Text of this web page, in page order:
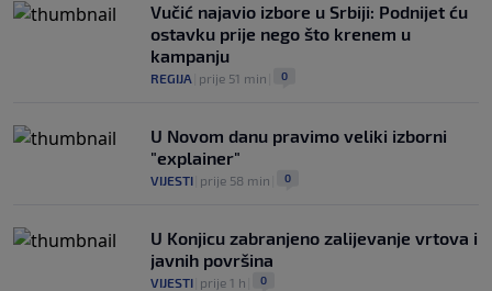
Vučić najavio izbore u Srbiji: Podnijet ću
ostavku prije nego što krenem u
kampanju
REGIJA prije 51 min 0
U Novom danu pravimo veliki izborni
"explainer"
VIJESTI prije 58 min 0
U Konjicu zabranjeno zalijevanje vrtova i
javnih površina
VIJESTI prije 1 h 0